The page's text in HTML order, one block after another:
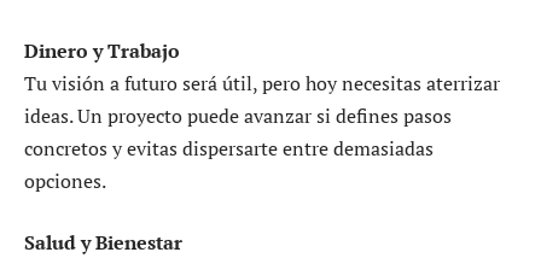
Dinero y Trabajo
Tu visión a futuro será útil, pero hoy necesitas aterrizar
ideas. Un proyecto puede avanzar si defines pasos
concretos y evitas dispersarte entre demasiadas
opciones.
Salud y Bienestar